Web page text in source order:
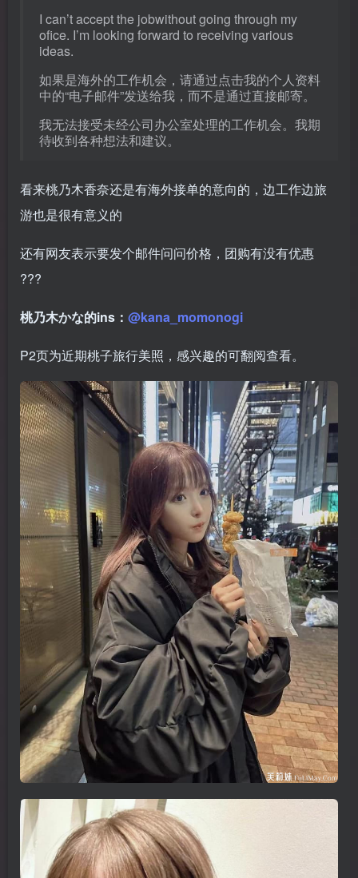
I can’t accept the jobwithout going through my
ofice. I’m looking forward to receiving various
ideas.
如果是海外的工作机会，请通过点击我的个人资料
中的“电子邮件”发送给我，而不是通过直接邮寄。
我无法接受未经公司办公室处理的工作机会。我期
待收到各种想法和建议。
看来桃乃木香奈还是有海外接单的意向的，边工作边旅
游也是很有意义的
还有网友表示要发个邮件问问价格，团购有没有优惠
???
桃乃木かな的ins： @kana_momonogi
P2页为近期桃子旅行美照，感兴趣的可翻阅查看。